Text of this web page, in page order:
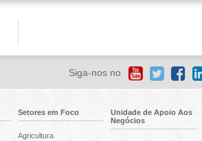
Siga-nos no
Setores em Foco
Agricultura
Unidade de Apoio Aos
Negócios